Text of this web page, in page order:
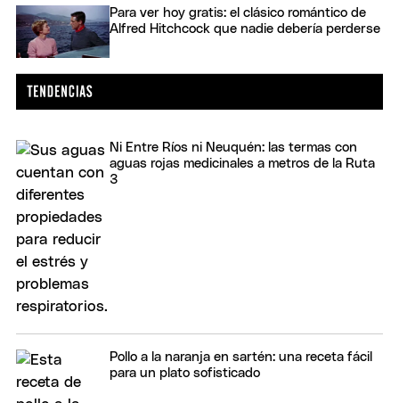
Para ver hoy gratis: el clásico romántico de
Alfred Hitchcock que nadie debería perderse
Ni Entre Ríos ni Neuquén: las termas con
aguas rojas medicinales a metros de la Ruta
3
Pollo a la naranja en sartén: una receta fácil
para un plato sofisticado